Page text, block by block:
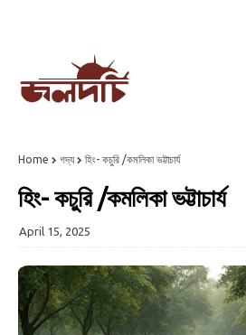
Home গদ্য হিং- কচুরি /কমলিকা ভট্টাচার্য
হিং- কচুরি /কমলিকা ভট্টাচার্য
April 15, 2025